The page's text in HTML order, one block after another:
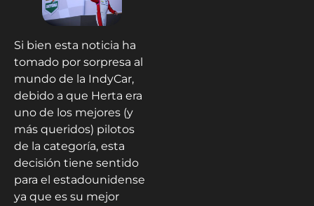
Si bien esta noticia ha
tomado por sorpresa al
mundo de la IndyCar,
debido a que Herta era
uno de los mejores (y
más queridos) pilotos
de la categoría, esta
decisión tiene sentido
para el estadounidense
ya que es su mejor